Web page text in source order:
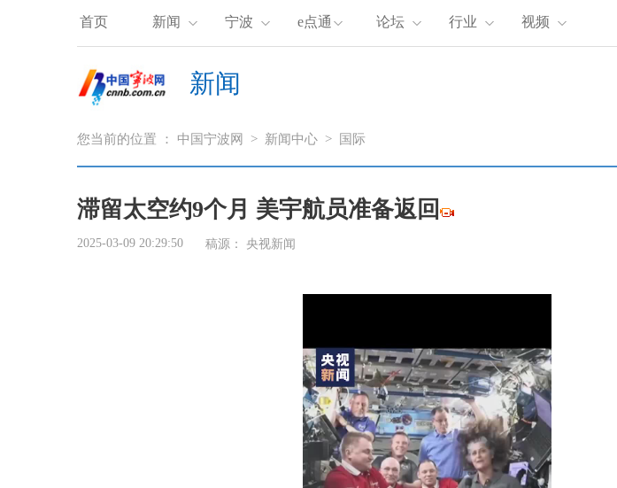
首页 新闻 宁波 e点通 论坛 行业 视频
新闻
您当前的位置 ： 中国宁波网 > 新闻中心 > 国际
滞留太空约9个月 美宇航员准备返回
2025-03-09 20:29:50 稿源： 央视新闻